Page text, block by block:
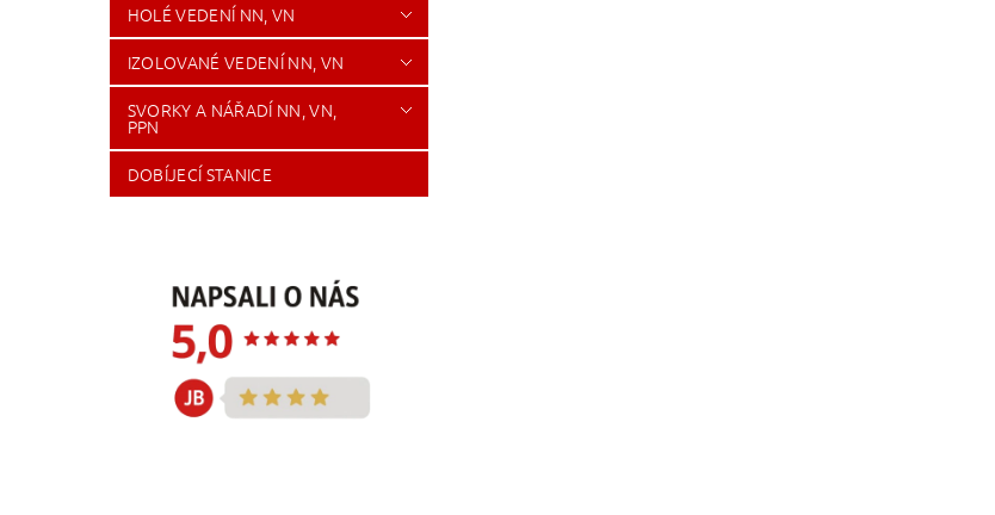
HOLÉ VEDENÍ NN, VN
IZOLOVANÉ VEDENÍ NN, VN
SVORKY A NÁŘADÍ NN, VN,
PPN
DOBÍJECÍ STANICE